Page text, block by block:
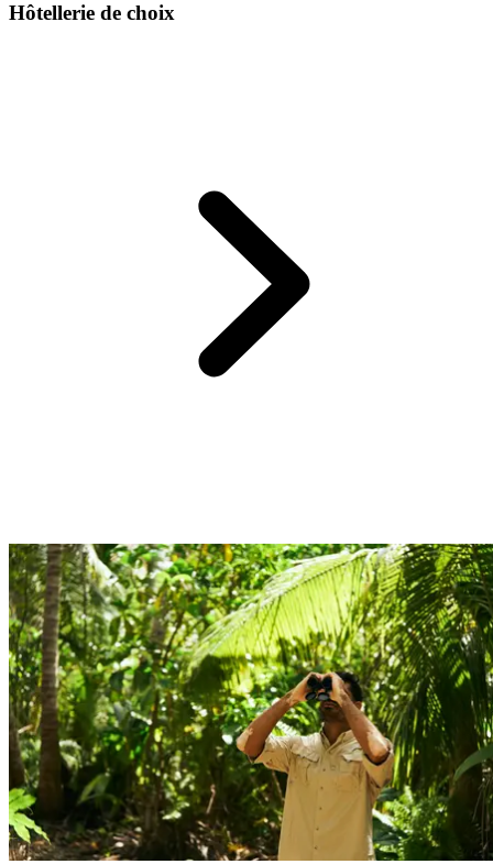
Hôtellerie de choix
Profitez d'une sélection d'adresses raffinées et traditionnelles pour un
circuit complètement immergé.